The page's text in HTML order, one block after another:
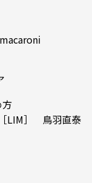
LIM］ 鳥羽直泰